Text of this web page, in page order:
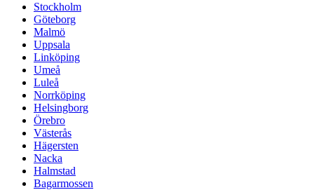
Stockholm
Göteborg
Malmö
Uppsala
Linköping
Umeå
Luleå
Norrköping
Helsingborg
Örebro
Västerås
Hägersten
Nacka
Halmstad
Bagarmossen